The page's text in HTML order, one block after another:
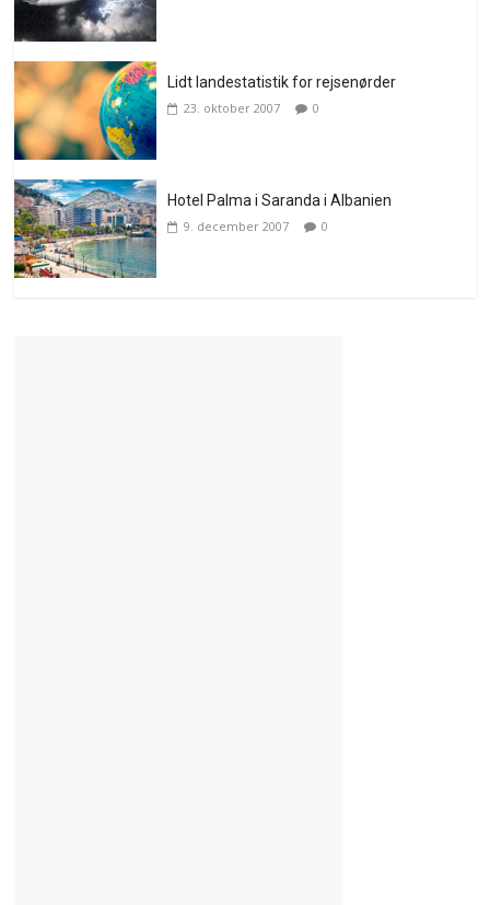
Lidt landestatistik for rejsenørder
23. oktober 2007 0
Hotel Palma i Saranda i Albanien
9. december 2007 0